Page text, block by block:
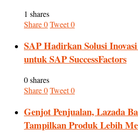
1 shares
Share0Tweet0
SAP Hadirkan Solusi
untuk SAP SuccessFactors
0 shares
Share0Tweet0
Genjot Penjualan, Lazada
Tampilkan Produk Lebih